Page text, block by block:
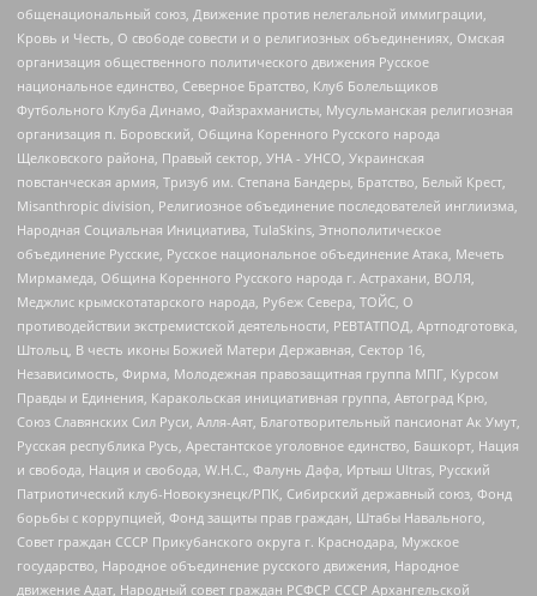
общенациональный союз, Движение против нелегальной иммиграции,
Кровь и Честь, О свободе совести и о религиозных объединениях, Омская
организация общественного политического движения Русское
национальное единство, Северное Братство, Клуб Болельщиков
Футбольного Клуба Динамо, Файзрахманисты, Мусульманская религиозная
организация п. Боровский, Община Коренного Русского народа
Щелковского района, Правый сектор, УНА - УНСО, Украинская
повстанческая армия, Тризуб им. Степана Бандеры, Братство, Белый Крест,
Misanthropic division, Религиозное объединение последователей инглиизма,
Народная Социальная Инициатива, TulaSkins, Этнополитическое
объединение Русские, Русское национальное объединение Атака, Мечеть
Мирмамеда, Община Коренного Русского народа г. Астрахани, ВОЛЯ,
Меджлис крымскотатарского народа, Рубеж Севера, ТОЙС, О
противодействии экстремистской деятельности, РЕВТАТПОД, Артподготовка,
Штольц, В честь иконы Божией Матери Державная, Сектор 16,
Независимость, Фирма, Молодежная правозащитная группа МПГ, Курсом
Правды и Единения, Каракольская инициативная группа, Автоград Крю,
Союз Славянских Сил Руси, Алля-Аят, Благотворительный пансионат Ак Умут,
Русская республика Русь, Арестантское уголовное единство, Башкорт, Нация
и свобода, Нация и свобода, W.H.С., Фалунь Дафа, Иртыш Ultras, Русский
Патриотический клуб-Новокузнецк/РПК, Сибирский державный союз, Фонд
борьбы с коррупцией, Фонд защиты прав граждан, Штабы Навального,
Совет граждан СССР Прикубанского округа г. Краснодара, Мужское
государство, Народное объединение русского движения, Народное
движение Адат, Народный совет граждан РСФСР СССР Архангельской